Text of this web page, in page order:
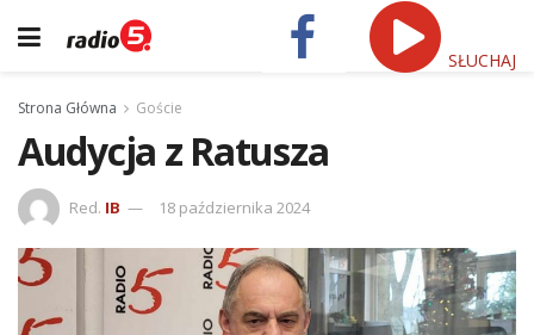
SŁUCHAJ
Strona Główna Goście
Audycja z Ratusza
Red. IB 18 października 2024